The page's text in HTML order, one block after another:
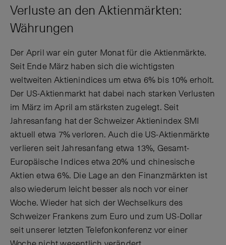
Verluste an den Aktienmärkten:
Währungen
Der April war ein guter Monat für die Aktienmärkte.
Seit Ende März haben sich die wichtigsten
weltweiten Aktienindices um etwa 6% bis 10% erholt.
Der US-Aktienmarkt hat dabei nach starken Verlusten
im März im April am stärksten zugelegt. Seit
Jahresanfang hat der Schweizer Aktienindex SMI
aktuell etwa 7% verloren. Auch die US-Aktienmärkte
verlieren seit Jahresanfang etwa 13%, Gesamt-
Europäische Indices etwa 20% und chinesische
Aktien etwa 6%. Die Lage an den Finanzmärkten ist
also wiederum leicht besser als noch vor einer
Woche. Wieder hat sich der Wechselkurs des
Schweizer Frankens zum Euro und zum US-Dollar
seit unserer letzten Telefonkonferenz vor einer